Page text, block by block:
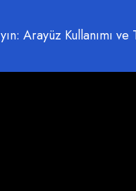
Arayüz Kullanımı